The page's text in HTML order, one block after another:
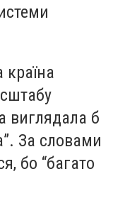
виглядала б
За словами
бо “багато